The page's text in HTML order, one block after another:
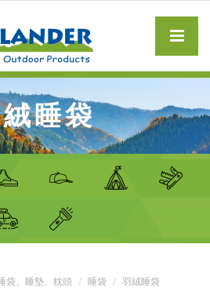
睡袋
袋、睡墊、枕頭 睡袋 羽絨睡袋